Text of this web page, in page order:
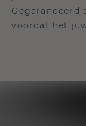
Gegarandeerd
voordat het